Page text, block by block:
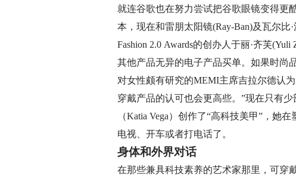
就连谷歌也在努力尝试把谷歌眼镜变得更
本，现在和雷朋太阳镜(Ray-Ban)及瓦尔比
Fashion 2.0 Awards的创办人于丽·齐芙
其他产品无异的电子产品买单。如果时尚
对女性颇有研究的MEMI主席吉拉尔德认
穿戴产品的认可也会更高些。”现在只有
（Katia Vega）创作了“高科技美甲”，她
电视、开车或者打电话了。
身体和外界对话
在那些兼具科技素养的艺术家那里，可穿